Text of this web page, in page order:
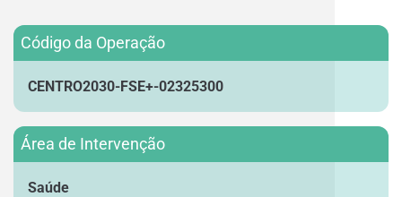
Código da Operação
CENTRO2030-FSE+-02325300
Área de Intervenção
Saúde